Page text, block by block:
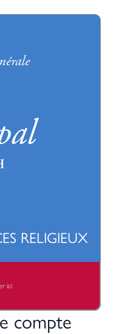
RELIGIEUX
ici
compte